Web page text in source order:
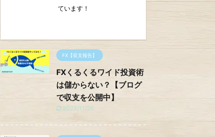
ています！
FX【収支報告】
FXくるくるワイド投資術
は儲からない？【ブログ
で収支を公開中】
2023/11/26